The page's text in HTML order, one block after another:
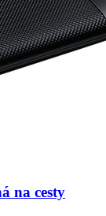
na cesty